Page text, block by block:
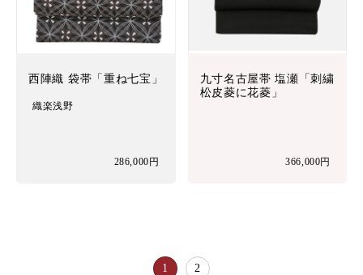
西陣織 袋帯「重ね七宝」
織楽浅野
286,000円
九寸名古屋帯 塩瀬「刺繍
松皮菱に花菱」
366,000円
1 2